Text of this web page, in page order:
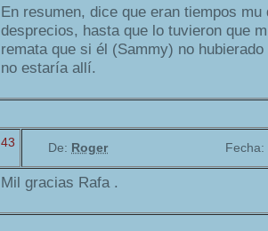
En resumen, dice que eran tiempos
desprecios, hasta que lo tuvieron que
remata que si él (Sammy) no
no estaría allí.
43 De: Roger Fecha:
Mil gracias Rafa .